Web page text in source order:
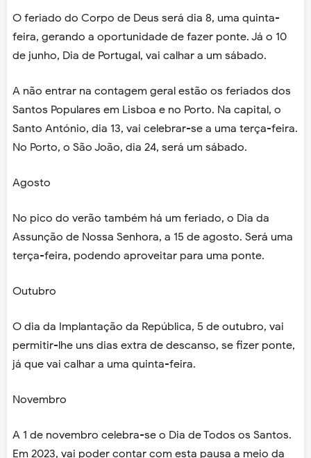
O feriado do Corpo de Deus será dia 8, uma quinta-
feira, gerando a oportunidade de fazer ponte. Já o 10
de junho, Dia de Portugal, vai calhar a um sábado.
A não entrar na contagem geral estão os feriados dos
Santos Populares em Lisboa e no Porto. Na capital, o
Santo António, dia 13, vai celebrar-se a uma terça-feira.
No Porto, o São João, dia 24, será um sábado.
Agosto
No pico do verão também há um feriado, o Dia da
Assunção de Nossa Senhora, a 15 de agosto. Será uma
terça-feira, podendo aproveitar para uma ponte.
Outubro
O dia da Implantação da República, 5 de outubro, vai
permitir-lhe uns dias extra de descanso, se fizer ponte,
já que vai calhar a uma quinta-feira.
Novembro
A 1 de novembro celebra-se o Dia de Todos os Santos.
Em 2023, vai poder contar com esta pausa a meio da